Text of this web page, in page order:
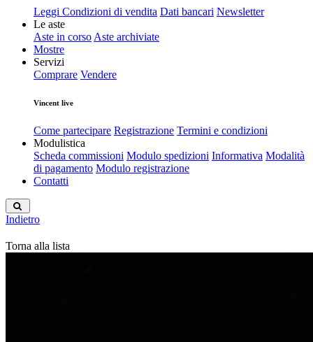
Leggi Condizioni di vendita Dati bancari Newsletter
Le aste
Aste in corso Aste archiviate
Mostre
Servizi
Comprare Vendere
Vincent live
Come partecipare Registrazione Termini e condizioni
Modulistica
Scheda commissioni Modulo spedizioni Informativa Modalità
di pagamento Modulo registrazione
Contatti
Indietro
Torna alla lista